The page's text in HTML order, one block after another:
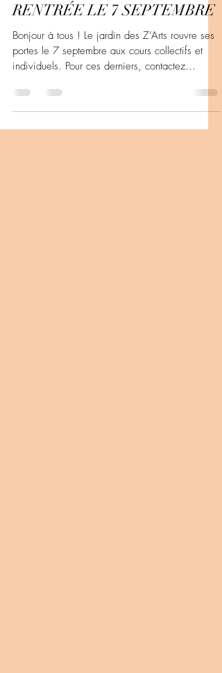
RENTRÉE LE 7 SEPTEMBRE
Bonjour à tous ! Le jardin des Z’Arts rouvre ses
portes le 7 septembre aux cours collectifs et
individuels. Pour ces derniers, contactez...